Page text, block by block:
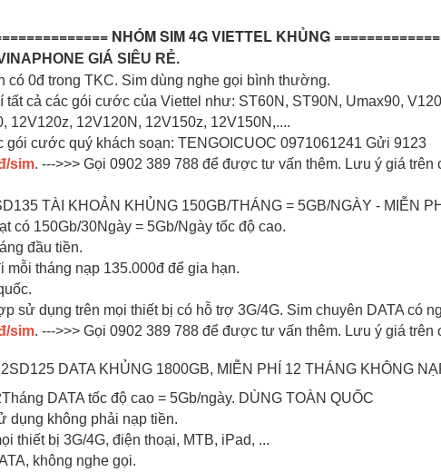
NHÓM SIM 4G VIETTEL KHỦNG
GIÁ SIÊU RẺ.
có 0đ trong TKC. Sim dùng nghe gọi bình thường.
tất cả các gói cước của Viettel như: ST60N, ST90N, Umax90,
12V120z, 12V120N, 12V150z, 12V150N,....
gói cước quý khách soạn: TENGOICUOC 0971061241 Gửi 9123
sim. --->>> Gọi 0902 389 788 để được tư vấn thêm. Lưu ý giá trên
TÀI KHOẢN KHỦNG 150GB/THÁNG = 5GB/NGÀY - MIỄN
có 150Gb/30Ngày = 5Gb/Ngày tốc độ cao.
đầu tiền.
mỗi tháng nạp 135.000đ để gia hạn.
sử dụng trên mọi thiết bị có hỗ trợ 3G/4G. Sim chuyên DATA có
sim. --->>> Gọi 0902 389 788 để được tư vấn thêm. Lưu ý giá trên
DATA KHỦNG 1800GB, MIỄN PHÍ 12 THÁNG KHÔNG
DATA tốc độ cao = 5Gb/ngày. DÙNG TOÀN QUỐC
dụng không phải nạp tiền.
thiết bị 3G/4G, điện thoại, MTB, iPad, ...
không nghe gọi.